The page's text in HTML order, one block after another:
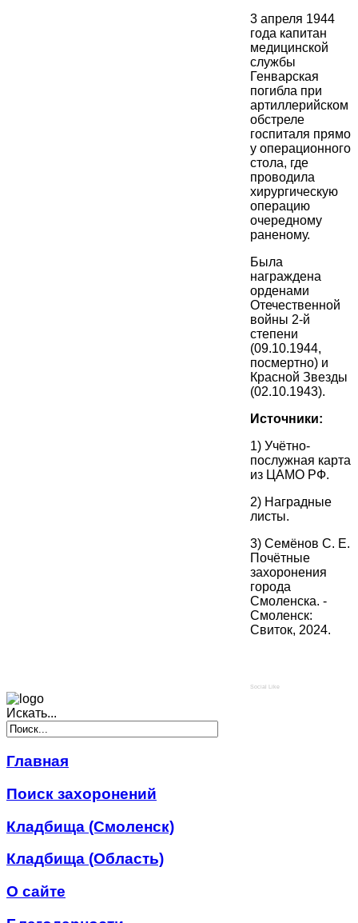
3 апреля 1944
года капитан
медицинской
службы
Генварская
погибла при
артиллерийском
обстреле
госпиталя прямо
у операционного
стола, где
проводила
хирургическую
операцию
очередному
раненому.
Была
награждена
орденами
Отечественной
войны 2-й
степени
(09.10.1944,
посмертно) и
Красной Звезды
(02.10.1943).
Источники:
1) Учётно-
послужная карта
из ЦАМО РФ.
2) Наградные
листы.
3) Семёнов С. Е.
Почётные
захоронения
города
Смоленска. -
Смоленск:
Свиток, 2024.
Social Like
Искать...
Главная
Поиск захоронений
Кладбища (Смоленск)
Кладбища (Область)
О сайте